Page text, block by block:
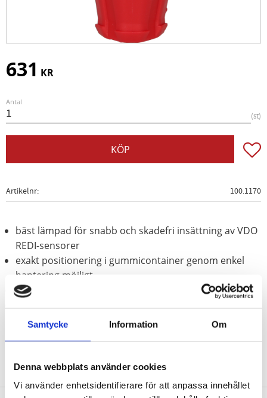
Samtycke Information Om
Denna webbplats använder cookies
Vi använder enhetsidentifierare för att anpassa innehållet
631 KR
Antal
st
KÖP
Artikelnr 100.1170
bäst lämpad för snabb och skadefri insättning av VDO
REDI-sensorer
exakt positionering i gummicontainer genom enkel
hantering möjligt
för de 4 aktuella VDO REDI-sensorerna
Plast